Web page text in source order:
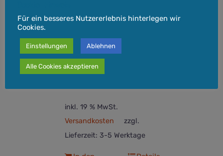
erscheint eine wunderschöne
auf 300g Leinenpapier. A4-Format
(21,0 x 29,7 cm). Auf 250 Stück limitiert
und, wie alle HYDRA COMICS-Drucke,
inkl. 19 % MwSt.
zzgl.
Versandkosten
Lieferzeit: 3-5 Werktage
Für ein besseres Nutzererlebnis hinterlegen wir
Cookies.
Einstellungen Ablehnen
Alle Cookies akzeptieren